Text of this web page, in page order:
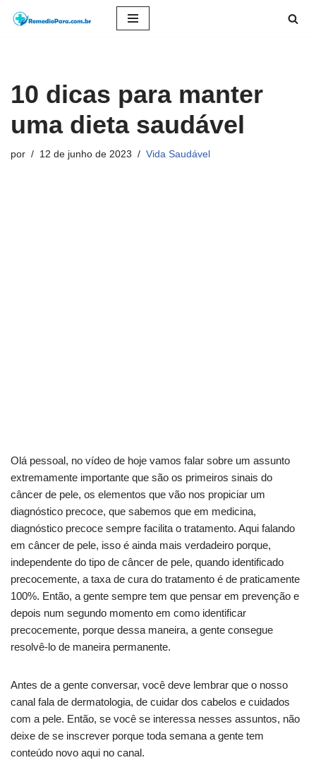
conteúdo
10 dicas para manter
uma dieta saudável
por 12 de junho de 2023 Vida Saudável
Olá pessoal, no vídeo de hoje vamos falar sobre um assunto
extremamente importante que são os primeiros sinais do
câncer de pele, os elementos que vão nos propiciar um
diagnóstico precoce, que sabemos que em medicina,
diagnóstico precoce sempre facilita o tratamento. Aqui falando
em câncer de pele, isso é ainda mais verdadeiro porque,
independente do tipo de câncer de pele, quando identificado
precocemente, a taxa de cura do tratamento é de praticamente
100%. Então, a gente sempre tem que pensar em prevenção e
depois num segundo momento em como identificar
precocemente, porque dessa maneira, a gente consegue
resolvê-lo de maneira permanente.
Antes de a gente conversar, você deve lembrar que o nosso
canal fala de dermatologia, de cuidar dos cabelos e cuidados
com a pele. Então, se você se interessa nesses assuntos, não
deixe de se inscrever porque toda semana a gente tem
conteúdo novo aqui no canal.